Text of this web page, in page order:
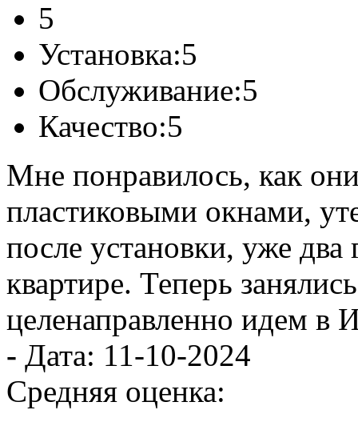
5
Установка:5
Обслуживание:5
Качество:5
Мне понравилось, как
пластиковыми окнами,
после установки, уже два
квартире. Теперь
целенаправленно идем в
- Дата: 11-10-2024
Средняя оценка: